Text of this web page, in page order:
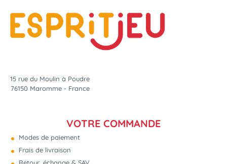
15 rue du Moulin à Poudre
76150 Maromme - France
VOTRE COMMANDE
Modes de paiement
Frais de livraison